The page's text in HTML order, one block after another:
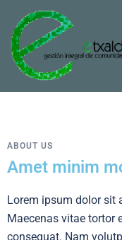
ABOUT US
Amet minim
Lorem ipsum dolor sit
Maecenas vitae tortor
consequat. Nam